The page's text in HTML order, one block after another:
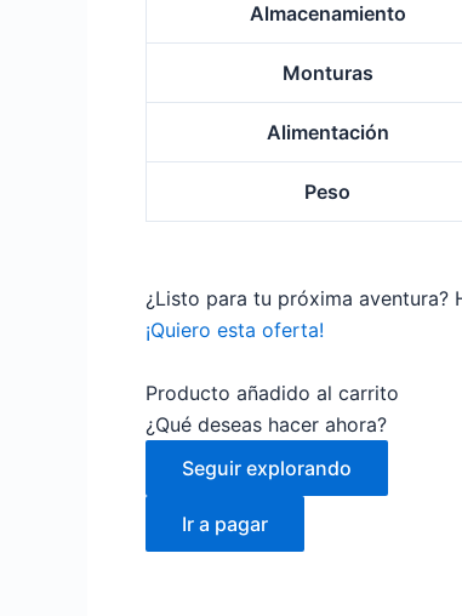
Almacenamiento
Monturas
Alimentación
Peso
¿Listo para tu próxima aventura?
¡Quiero esta oferta!
Producto añadido al carrito
¿Qué deseas hacer ahora?
Seguir explorando
Ir a pagar